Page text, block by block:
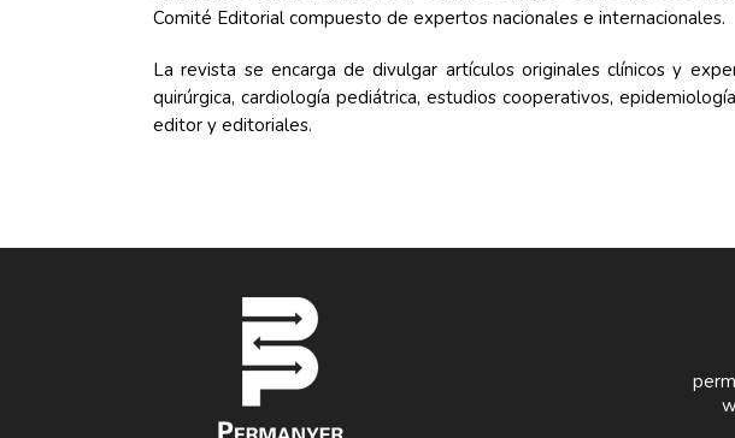
Comité Editorial compuesto de expertos nacionales e internacionales.
La revista se encarga de divulgar artículos originales clínicos y
quirúrgica, cardiología pediátrica, estudios cooperativos,
editor y editoriales.